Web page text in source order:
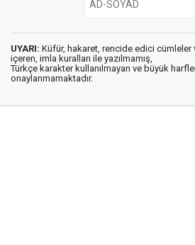
UYARI: Küfür, hakaret, rencide edici cümleler
içeren, imla kuralları ile yazılmamış,
Türkçe karakter kullanılmayan ve büyük
onaylanmamaktadır.